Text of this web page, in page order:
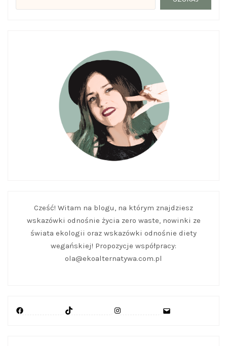
Cześć! Witam na blogu, na którym znajdziesz
wskazówki odnośnie życia zero waste, nowinki ze
świata ekologii oraz wskazówki odnośnie diety
wegańskiej! Propozycje współpracy:
ola@ekoalternatywa.com.pl
Facebook
TikTok
Instagram
Mail